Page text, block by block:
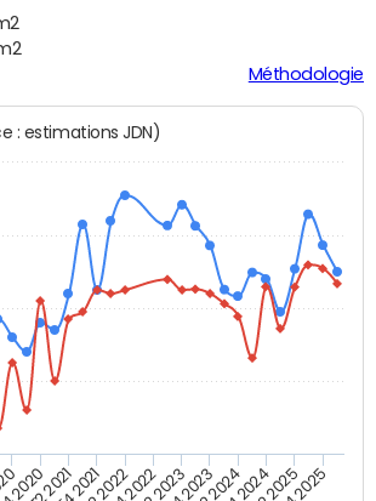
Méthodologie
(source : estimations JDN)
T2 2021T4 2021T2 2022T2 2023 T2 2025